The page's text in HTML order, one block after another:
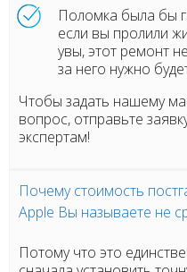
Поломка была бы
если вы пролили
увы, этот ремонт
за него нужно
Чтобы задать нашему
вопрос, отправьте
экспертам!
Почему стоимость
Apple Вы называете не
Потому что это